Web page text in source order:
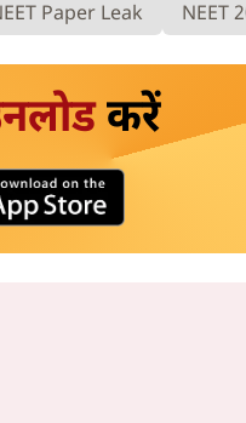
Paper Leak NEET
करें